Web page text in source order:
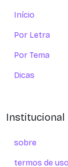
Início
Por Letra
Por Tema
Dicas
Institucional
sobre
termos de uso